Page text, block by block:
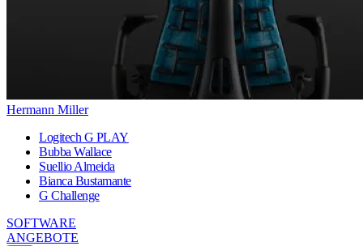
Hermann Miller
Logitech G PLAY
Bubba Wallace
Suellio Almeida
Bianca Bustamante
G Challenge
SOFTWARE
ANGEBOTE